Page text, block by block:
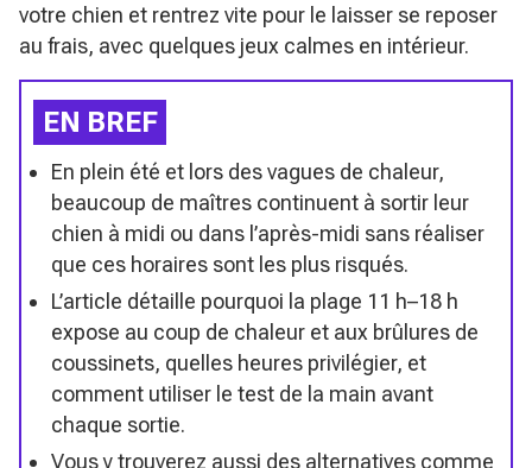
votre chien et rentrez vite pour le laisser se reposer
au frais, avec quelques jeux calmes en intérieur.
EN BREF
En plein été et lors des vagues de chaleur,
beaucoup de maîtres continuent à sortir leur
chien à midi ou dans l’après-midi sans réaliser
que ces horaires sont les plus risqués.
L’article détaille pourquoi la plage 11 h–18 h
expose au coup de chaleur et aux brûlures de
coussinets, quelles heures privilégier, et
comment utiliser le test de la main avant
chaque sortie.
Vous y trouverez aussi des alternatives comme